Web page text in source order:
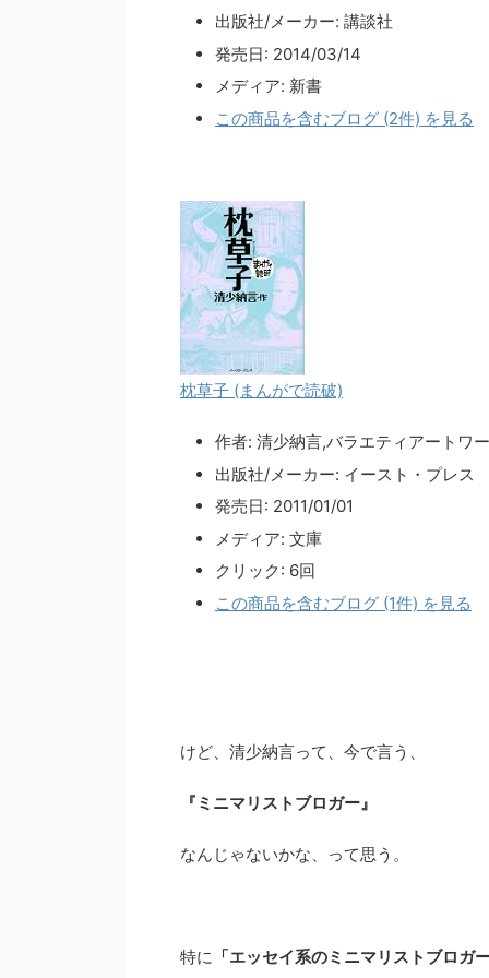
出版社/メーカー: 講談社
発売日: 2014/03/14
メディア: 新書
この商品を含むブログ (2件) を見る
枕草子 (まんがで読破)
作者: 清少納言,バラエティアートワ
出版社/メーカー: イースト・プレス
発売日: 2011/01/01
メディア: 文庫
クリック: 6回
この商品を含むブログ (1件) を見る
けど、清少納言って、今で言う、
『ミニマリストブロガー』
なんじゃないかな、って思う。
特に 「エッセイ系のミニマリストブロガ